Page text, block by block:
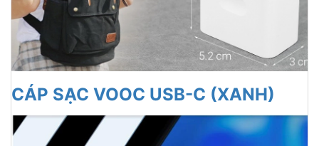
CÁP SẠC VOOC USB-C (XANH)